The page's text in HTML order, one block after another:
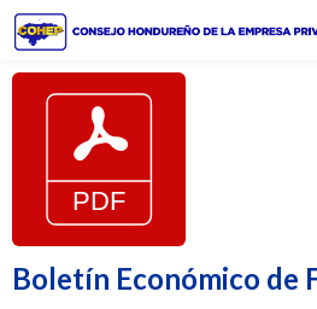
Boletín Económico de